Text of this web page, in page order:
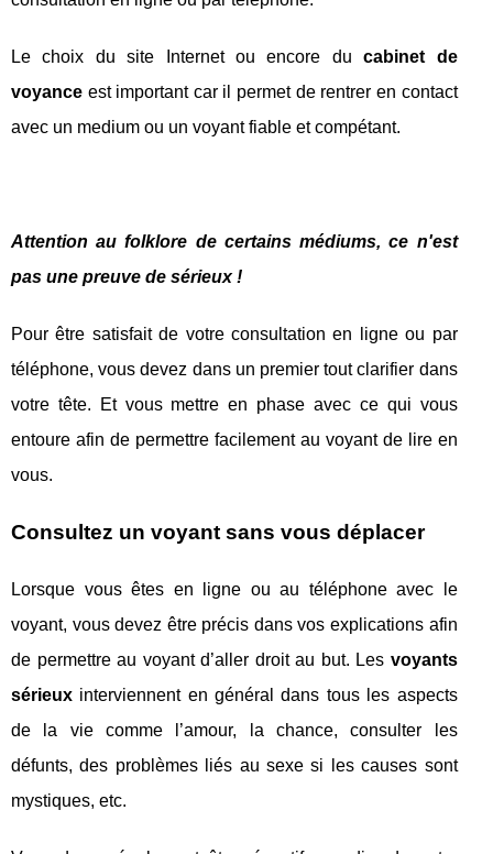
Le choix du site Internet ou encore ducabinet de
voyance est important car il permet de rentrer en contact
avec un medium ou un voyant fiable et compétant.
Attention au folklore de certains médiums, ce n'est
pas une preuve de sérieux !
Pour être satisfait de votre consultation en ligne ou par
téléphone, vous devez dans un premier tout clarifier dans
votre tête. Et vous mettre en phase avec ce qui vous
entoure afin de permettre facilement au voyant de lire en
vous.
Consultez un voyant sans vous déplacer
Lorsque vous êtes en ligne ou au téléphone avec le
voyant, vous devez être précis dans vos explications afin
de permettre au voyant d’aller droit au but. Les voyants
sérieux interviennent en général dans tous les aspects
de la vie comme l’amour, la chance, consulter les
défunts, des problèmes liés au sexe si les causes sont
mystiques, etc.